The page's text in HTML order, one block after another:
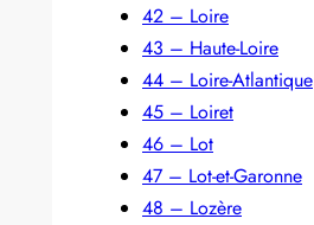
42 – Loire
43 – Haute-Loire
44 – Loire-Atlantique
45 – Loiret
46 – Lot
47 – Lot-et-Garonne
48 – Lozère